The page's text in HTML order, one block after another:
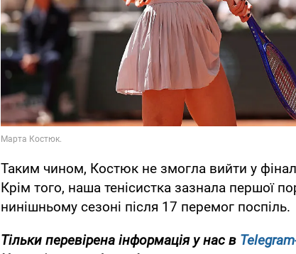
Таким чином, Костюк не змогла вийти у
Крім того, наша тенісистка зазнала першої
нинішньому сезоні після 17 перемог поспіль.
Тільки перевірена інформація у нас в